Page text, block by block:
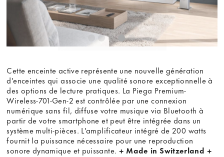
Cette enceinte active représente une nouvelle génération
d'enceintes qui associe une qualité sonore exceptionnelle à
des options de lecture pratiques. La Piega Premium-
Wireless-701-Gen-2 est contrôlée par une connexion
numérique sans fil, diffuse votre musique via Bluetooth à
partir de votre smartphone et peut être intégrée dans un
système multi-pièces. L'amplificateur intégré de 200 watts
fournit la puissance nécessaire pour une reproduction
sonore dynamique et puissante. + Made in Switzerland +